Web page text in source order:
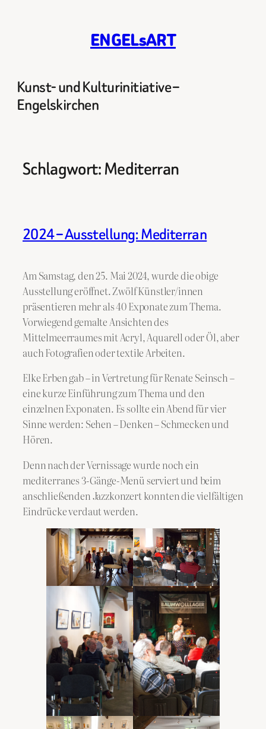
ENGELsART
Kunst- und Kulturinitiative –
Engelskirchen
Schlagwort:Mediterran
2024 – Ausstellung: Mediterran
Am Samstag, den 25. Mai 2024, wurde die obige
Ausstellung eröffnet. Zwölf Künstler/innen
präsentieren mehr als 40 Exponate zum Thema.
Vorwiegend gemalte Ansichten des
Mittelmeerraumes mit Acryl, Aquarell oder Öl, aber
auch Fotografien oder textile Arbeiten.
Elke Erben gab – in Vertretung für Renate Seinsch –
eine kurze Einführung zum Thema und den
einzelnen Exponaten. Es sollte ein Abend für vier
Sinne werden: Sehen – Denken – Schmecken und
Hören.
Denn nach der Vernissage wurde noch ein
mediterranes 3-Gänge-Menü serviert und beim
anschließenden Jazzkonzert konnten die vielfältigen
Eindrücke verdaut werden.